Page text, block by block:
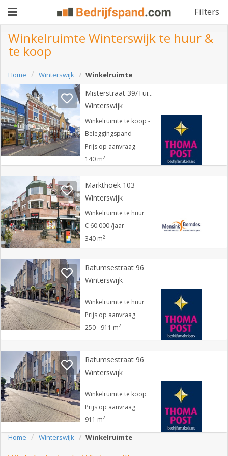
Filters
aanbieden
Pand
zoeken
Waarom
adverteren
Premium
Registreren
Login
Winkelruimte Winterswijk te huur &
te koop
Home Winterswijk Winkelruimte
Misterstraat 39/Tuinstraat 22 0 ong
Winterswijk
Winkelruimte te koop -
Beleggingspand
Prijs op aanvraag
140 m2
Markthoek 103
Winterswijk
Winkelruimte te huur
€ 60.000 /jaar
340 m2
Ratumsestraat 96
Winterswijk
Winkelruimte te huur
Prijs op aanvraag
250 - 911 m2
Ratumsestraat 96
Winterswijk
Winkelruimte te koop
Prijs op aanvraag
911 m2
Home Winterswijk Winkelruimte